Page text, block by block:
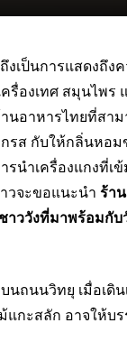
งเป็นการแสดงถึง
รื่องเทศ สมุนไพร
นอาหารไทยที่สา
รส กับให้กลิ่นหอม
รนำเครื่องแกงที่เ
วจะขอแนะนำ ร้า
าววังที่มาพร้อมกั
บนถนนวิทยุ เมื่อเดิ
แกะสลัก อาจให้บ